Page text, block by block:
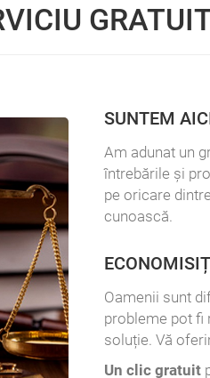
SUNTEM
Am adunat un
întrebările și
pe oricare
cunoască.
Oamenii sunt
probleme pot fi
soluție. Vă
Un clic gratuit